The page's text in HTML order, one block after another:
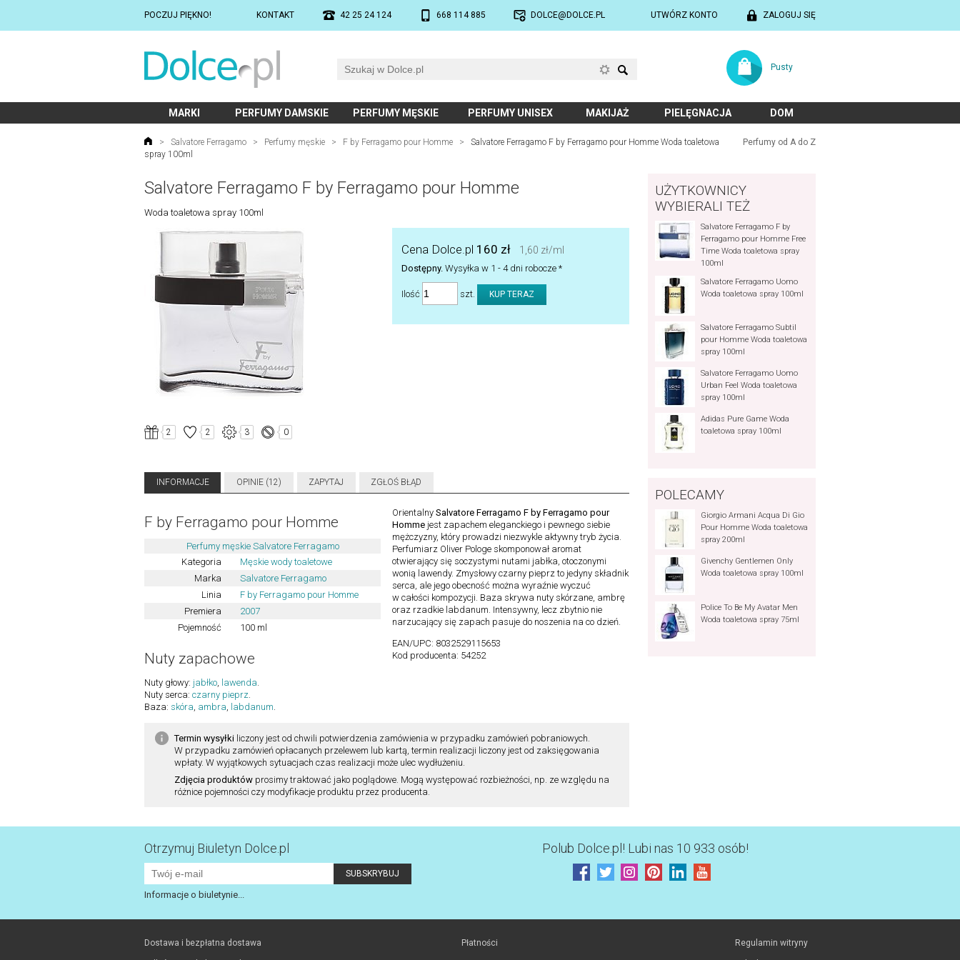
POCZUJ PIĘKNO! KONTAKT 42 25 24 124 668 114 885 DOLCE@DOLCE.PL UTWÓRZ KONTO ZALOGUJ SIĘ
Pusty
MARKI PERFUMY DAMSKIE PERFUMY MĘSKIE PERFUMY UNISEX MAKIJAŻ PIELĘGNACJA DOM
Perfumy od A do Z
> Salvatore Ferragamo > Perfumy męskie > F by Ferragamo pour Homme >
Salvatore Ferragamo F by Ferragamo pour Homme Woda toaletowa
spray 100ml
Salvatore Ferragamo F by Ferragamo pour Homme
Woda toaletowa spray 100ml
Cena Dolce.pl 160 zł 1,60 zł/ml
Dostępny. Wysyłka w 1 - 4 dni robocze *
Ilość szt.
2 2 3 0
INFORMACJE OPINIE (12) ZAPYTAJ ZGŁOŚ BŁĄD
F by Ferragamo pour Homme
Perfumy męskie Salvatore Ferragamo
Kategoria
Męskie wody toaletowe
Marka
Salvatore Ferragamo
Linia
F by Ferragamo pour Homme
Premiera
2007
Pojemność
100 ml
Nuty zapachowe
Nuty głowy: jabłko, lawenda.
Nuty serca: czarny pieprz.
Baza: skóra, ambra, labdanum.
OrientalnySalvatore Ferragamo F by Ferragamo pour
Homme jest zapachem eleganckiego i pewnego siebie
mężczyzny, który prowadzi niezwykle aktywny tryb życia.
Perfumiarz Oliver Pologe skomponował aromat
otwierający się soczystymi nutami jabłka, otoczonymi
wonią lawendy. Zmysłowy czarny pieprz to jedyny składnik
serca, ale jego obecność można wyraźnie wyczuć
w całości kompozycji. Baza skrywa nuty skórzane, ambrę
oraz rzadkie labdanum. Intensywny, lecz zbytnio nie
narzucający się zapach pasuje do noszenia na co dzień.
EAN/UPC: 8032529115653
Kod producenta: 54252
Termin wysyłki liczony jest od chwili potwierdzenia zamówienia w przypadku zamówień pobraniowych.
W przypadku zamówień opłacanych przelewem lub kartą, termin realizacji liczony jest od zaksięgowania
wpłaty. W wyjątkowych sytuacjach czas realizacji może ulec wydłużeniu.
Zdjęcia produktów prosimy traktować jako poglądowe. Mogą występować rozbieżności, np. ze względu na
różnice pojemności czy modyfikacje produktu przez producenta.
UŻYTKOWNICY
WYBIERALI TEŻ
Salvatore Ferragamo F by
Ferragamo pour Homme Free
Time Woda toaletowa spray
100ml
Salvatore Ferragamo Uomo
Woda toaletowa spray 100ml
Salvatore Ferragamo Subtil
pour Homme Woda toaletowa
spray 100ml
Salvatore Ferragamo Uomo
Urban Feel Woda toaletowa
spray 100ml
Adidas Pure Game Woda
toaletowa spray 100ml
POLECAMY
Giorgio Armani Acqua Di Gio
Pour Homme Woda toaletowa
spray 200ml
Givenchy Gentlemen Only
Woda toaletowa spray 100ml
Police To Be My Avatar Men
Woda toaletowa spray 75ml
Otrzymuj Biuletyn Dolce.pl
Informacje o biuletynie...
Polub Dolce.pl! Lubi nas 10 933 osób!
Dostawa i bezpłatna dostawa Płatności Regulamin witryny